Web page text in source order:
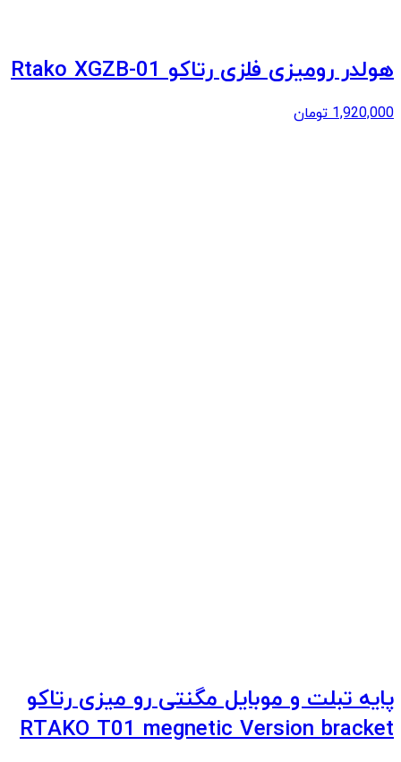
هولدر رومیزی فلزی رتاکو Rtako XGZB-01
1,920,000 تومان
پایه تبلت و موبایل مگنتی رو میزی رتاکو
RTAKO T01 megnetic Version bracket